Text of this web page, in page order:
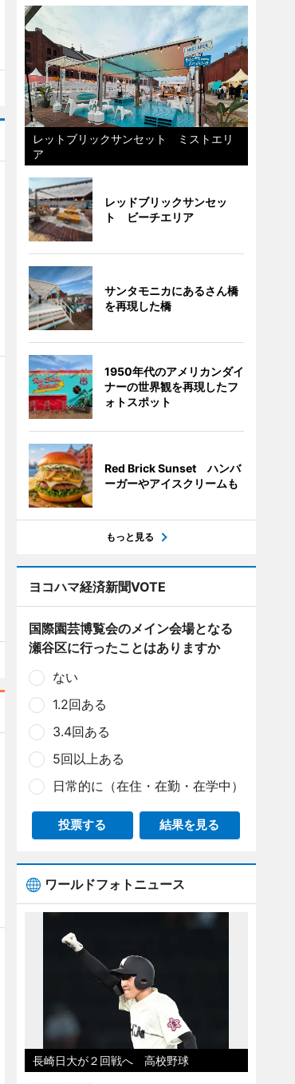
レットブリックサンセット ミストエリ
ア
レッドブリックサンセッ
ト ビーチエリア
サンタモニカにあるさん橋
を再現した橋
1950年代のアメリカンダイ
ナーの世界観を再現したフ
ォトスポット
Red Brick Sunset ハンバ
ーガーやアイスクリームも
もっと見る
ヨコハマ経済新聞VOTE
国際園芸博覧会のメイン会場となる
瀬谷区に行ったことはありますか
ない
1.2回ある
3.4回ある
5回以上ある
日常的に（在住・在勤・在学中）
投票する 結果を見る
ワールドフォトニュース
長崎日大が２回戦へ 高校野球